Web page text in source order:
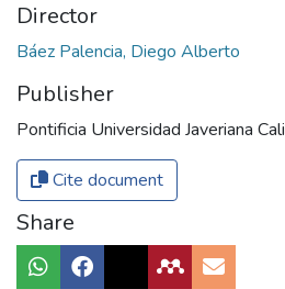
Director
Báez Palencia, Diego Alberto
Publisher
Pontificia Universidad Javeriana Cali
Cite document
Share